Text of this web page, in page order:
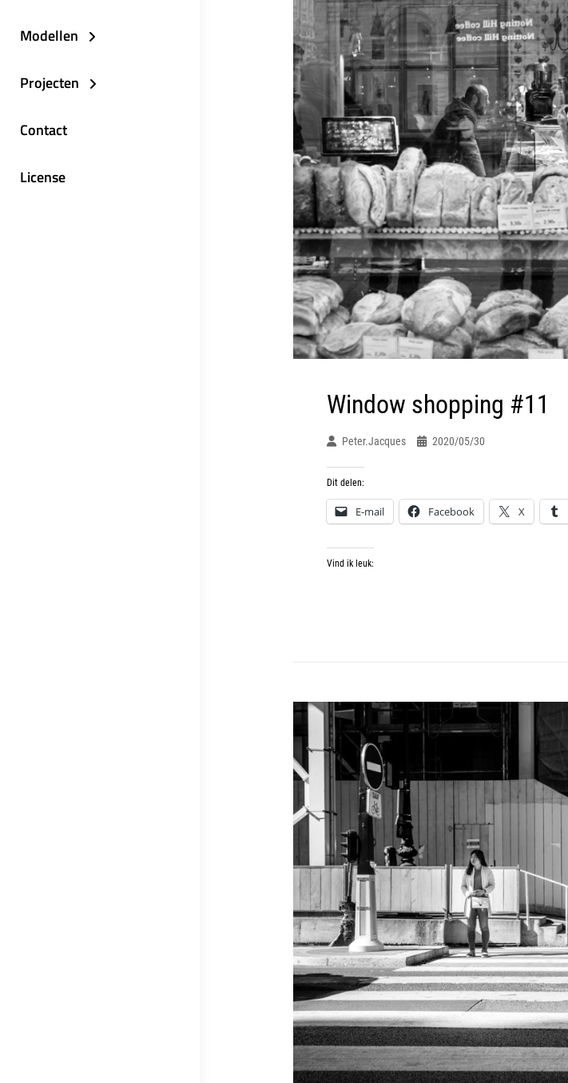
Modellen
Projecten
Contact
License
Window shopping #11
Peter.jacques 2020/05/30
Dit delen:
E-mail Facebook X
Vind ik leuk: